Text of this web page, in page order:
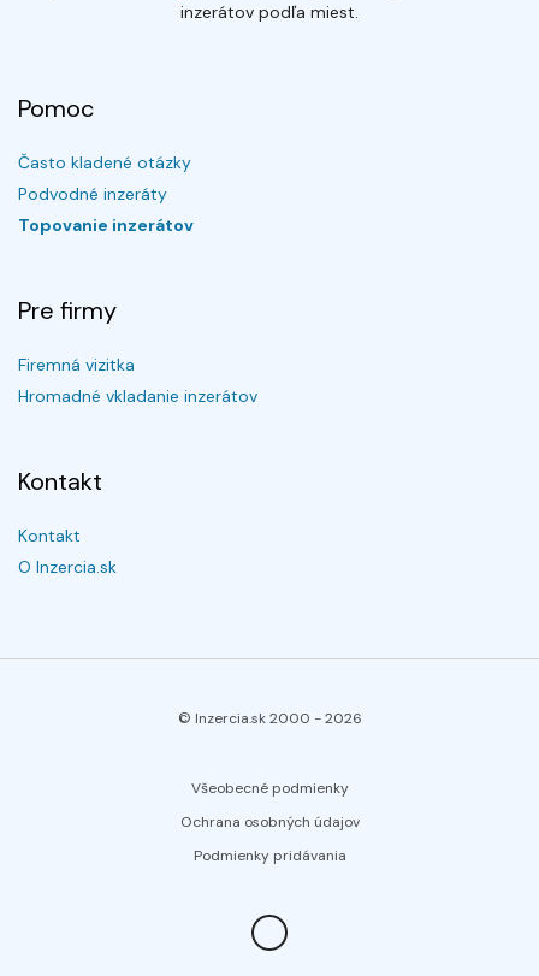
inzerátov podľa miest.
Pomoc
Často kladené otázky
Podvodné inzeráty
Topovanie inzerátov
Pre firmy
Firemná vizitka
Hromadné vkladanie inzerátov
Kontakt
Kontakt
O Inzercia.sk
© Inzercia.sk 2000 -2026
Všeobecné podmienky
Ochrana osobných údajov
Podmienky pridávania